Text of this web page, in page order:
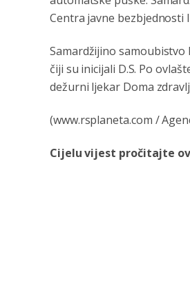
Centra javne bezbjednosti
Samardžijino samoubistvo
čiji su inicijali D.S. Po
dežurni ljekar Doma
(www.rsplaneta.com /
Cijelu vijest pročitajte